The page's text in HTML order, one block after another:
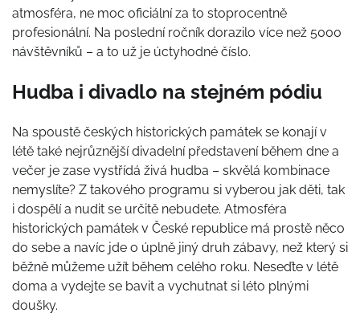
atmosféra, ne moc oficiální za to stoprocentně
profesionální. Na poslední ročník dorazilo více než 5000
návštěvníků – a to už je úctyhodné číslo.
Hudba i divadlo na stejném pódiu
Na spoustě českých historických památek se konají v
létě také nejrůznější divadelní představení během dne a
večer je zase vystřídá živá hudba – skvělá kombinace
nemyslíte? Z takového programu si vyberou jak děti, tak
i dospělí a nudit se určitě nebudete. Atmosféra
historických památek v České republice má prostě něco
do sebe a navíc jde o úplně jiný druh zábavy, než který si
běžně můžeme užít během celého roku. Neseďte v létě
doma a vydejte se bavit a vychutnat si léto plnými
doušky.